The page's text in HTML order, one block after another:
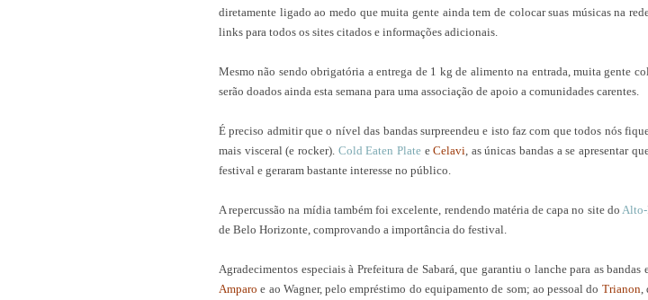
diretamente ligado ao medo que muita gente ainda tem de colocar suas músicas na
links para todos os sites citados e informações adicionais.
Mesmo não sendo obrigatória a entrega de 1 kg de alimento na entrada, muita gente
serão doados ainda esta semana para uma associação de apoio a comunidades carentes.
É preciso admitir que o nível das bandas surpreendeu e isto faz com que todos nós
mais visceral (e rocker). Cold Eaten PlateeCelavi , as únicas bandas a se apresentar
festival e geraram bastante interesse no público.
A repercussão na mídia também foi excelente, rendendo matéria de capa no site do
de Belo Horizonte, comprovando a importância do festival.
Agradecimentos especiais à Prefeitura de Sabará, que garantiu o lanche para as
Amparo e ao Wagner, pelo empréstimo do equipamento de som; ao pessoal do Trianon